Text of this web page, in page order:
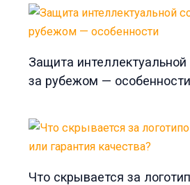
Защита интеллектуальной
за рубежом — особенности
Что скрывается за